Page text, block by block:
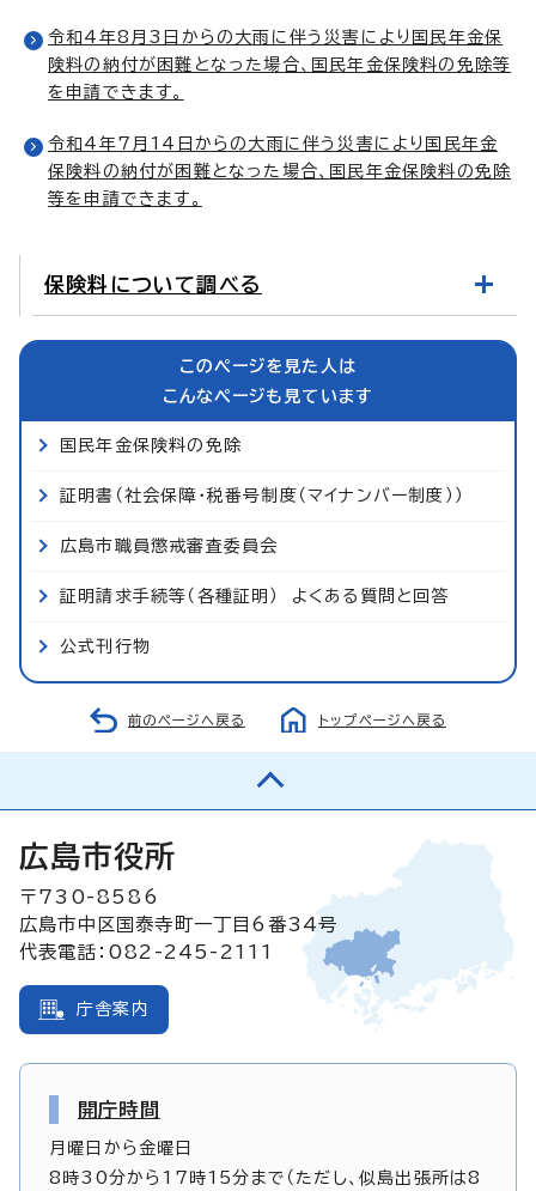
令和4年8月3日からの大雨に伴う災害により国民年金保
険料の納付が困難となった場合、国民年金保険料の免除等
を申請できます。
令和4年7月14日からの大雨に伴う災害により国民年金
保険料の納付が困難となった場合、国民年金保険料の免除
等を申請できます。
保険料について調べる
このページを見た人は
こんなページも見ています
国民年金保険料の免除
証明書（社会保障・税番号制度（マイナンバー制度））
広島市職員懲戒審査委員会
証明請求手続等（各種証明） よくある質問と回答
公式刊行物
前のページへ戻る トップページへ戻る
広島市役所
〒730-8586
広島市中区国泰寺町一丁目6番34号
代表電話：082-245-2111
庁舎案内
開庁時間
月曜日から金曜日
8時30分から17時15分まで（ただし、似島出張所は8